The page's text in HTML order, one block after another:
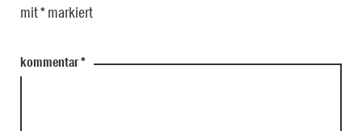
mit*markiert
kommentar*